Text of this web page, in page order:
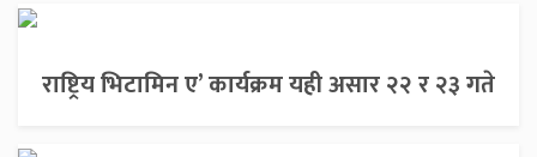
राष्ट्रिय भिटामिन ए’ कार्यक्रम यही असार २२ र २३ गते